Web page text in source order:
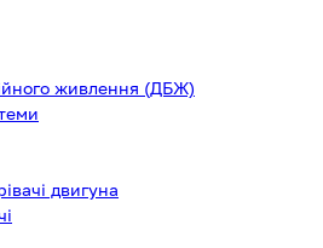
живлення (ДБЖ)
двигуна